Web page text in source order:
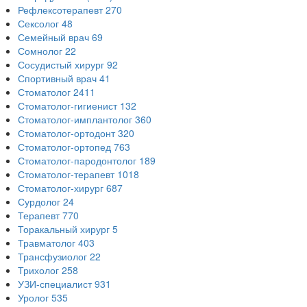
Рефлексотерапевт 270
Сексолог 48
Семейный врач 69
Сомнолог 22
Сосудистый хирург 92
Спортивный врач 41
Стоматолог 2411
Стоматолог-гигиенист 132
Стоматолог-имплантолог 360
Стоматолог-ортодонт 320
Стоматолог-ортопед 763
Стоматолог-пародонтолог 189
Стоматолог-терапевт 1018
Стоматолог-хирург 687
Сурдолог 24
Терапевт 770
Торакальный хирург 5
Травматолог 403
Трансфузиолог 22
Трихолог 258
УЗИ-специалист 931
Уролог 535